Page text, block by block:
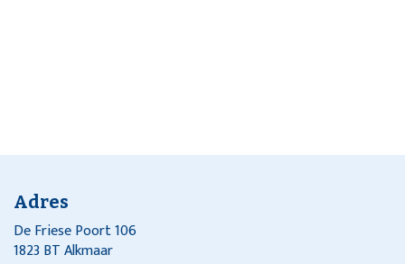
Adres
De Friese Poort 106
1823 BT Alkmaar